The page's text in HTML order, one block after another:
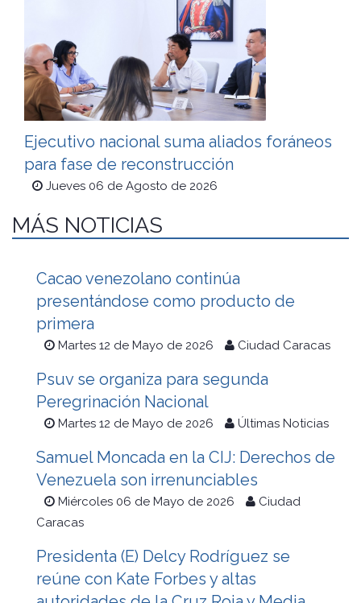
Ejecutivo nacional suma aliados foráneos
para fase de reconstrucción
Jueves 06 de Agosto de 2026
MÁS NOTICIAS
Cacao venezolano continúa
presentándose como producto de
primera
Martes 12 de Mayo de 2026 Ciudad Caracas
Psuv se organiza para segunda
Peregrinación Nacional
Martes 12 de Mayo de 2026 Últimas Noticias
Samuel Moncada en la CIJ: Derechos de
Venezuela son irrenunciables
Miércoles 06 de Mayo de 2026
Ciudad
Caracas
Presidenta (E) Delcy Rodríguez se
reúne con Kate Forbes y altas